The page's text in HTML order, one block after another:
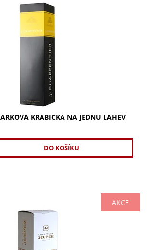
krabička na jednu lahev. Luxusní
prezentaci vašeho dárku. Zajistěte
a ochranu....
KRABIČKA NA JEDNU LAHEV
AKCE
Jeeper na 0,75l láhev se zlatým
Ideální pro vytvoření luxusního
lahví...